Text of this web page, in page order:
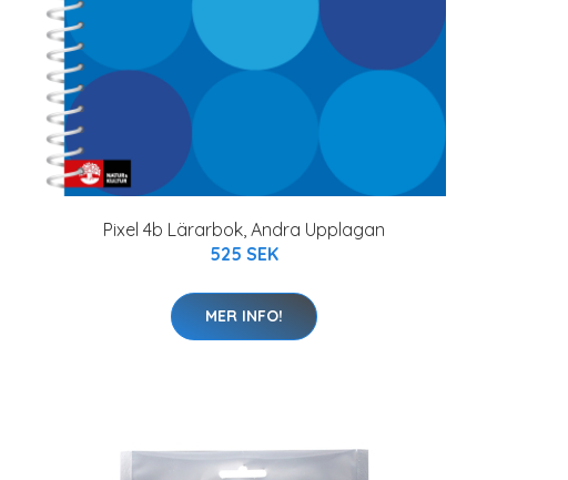
Pixel 4b Lärarbok, Andra Upplagan
525 SEK
MER INFO!